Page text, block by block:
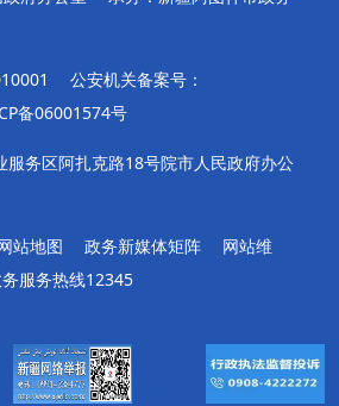
公安机关备案号：
备06001574号
服务区阿扎克路18号院市人民政府办公
站地图 政务新媒体矩阵
网站维
服务热线12345